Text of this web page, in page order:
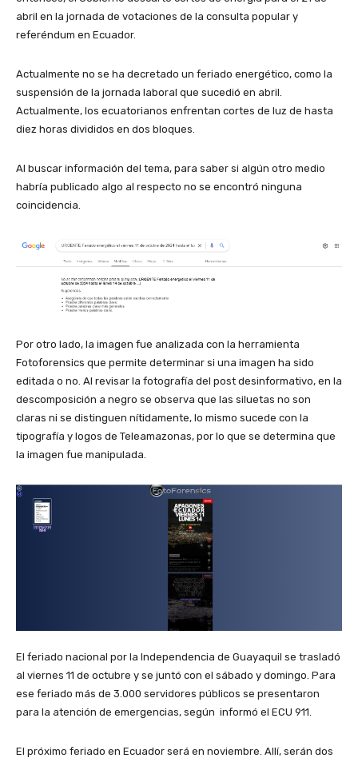
abril en la jornada de votaciones de la consulta popular y
referéndum en Ecuador.
Actualmente no se ha decretado un feriado energético, como la
suspensión de la jornada laboral que sucedió en abril.
Actualmente, los ecuatorianos enfrentan cortes de luz de hasta
diez horas divididos en dos bloques.
Al buscar información del tema, para saber si algún otro medio
habría publicado algo al respecto no se encontró ninguna
coincidencia.
Por otro lado, la imagen fue analizada con la herramienta
Fotoforensics que permite determinar si una imagen ha sido
editada o no. Al revisar la fotografía del post desinformativo, en la
descomposición a negro se observa que las siluetas no son
claras ni se distinguen nítidamente, lo mismo sucede con la
tipografía y logos de Teleamazonas, por lo que se determina que
la imagen fue manipulada.
El feriado nacional por la Independencia de Guayaquil se trasladó
al viernes 11 de octubre y se juntó con el sábado y domingo. Para
ese feriado más de 3.000 servidores públicos se presentaron
para la atención de emergencias, según informó el ECU 911.
El próximo feriado en Ecuador será en noviembre. Allí, serán dos